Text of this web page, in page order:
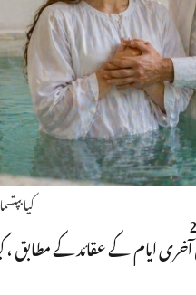
کیا
ایام کے عقائد کے مطابق ،